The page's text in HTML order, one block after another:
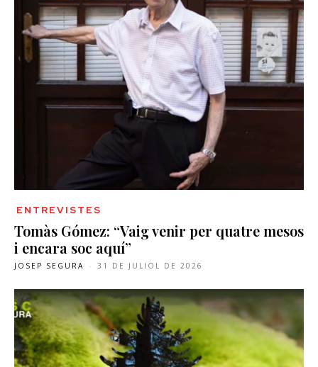
ENTREVISTES
Tomàs Gómez: “Vaig venir per quatre mesos
i encara soc aquí”
JOSEP SEGURA - 31 DE JULIOL DE 2026